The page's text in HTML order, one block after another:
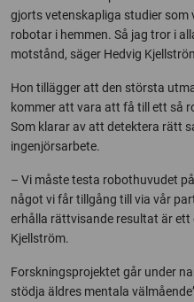
gjorts vetenskapliga studier som
robotar i hemmen. Så jag tror i
motstånd, säger Hedvig
Hon tillägger att den största
kommer att vara att få till ett så
Som klarar av att detektera rätt
ingenjörsarbete.
– Vi måste testa robothuvudet
något vi får tillgång till via vår
erhålla rättvisande resultat är
Kjellström.
Forskningsprojektet går under
stödja äldres mentala